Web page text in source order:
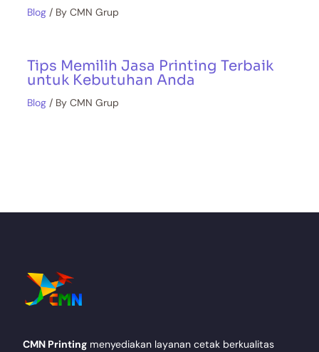
Blog/ By CMN Grup
Tips Memilih Jasa Printing Terbaik
untuk Kebutuhan Anda
Blog/ By CMN Grup
CMN Printing menyediakan layanan cetak berkualitas